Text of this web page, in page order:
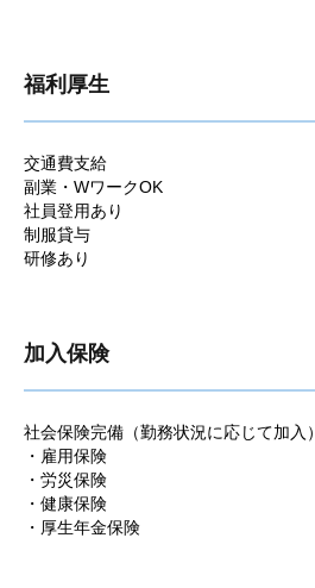
福利厚生
交通費支給
副業・WワークOK
社員登用あり
制服貸与
研修あり
加入保険
社会保険完備（勤務状況に応じて加入）
・雇用保険
・労災保険
・健康保険
・厚生年金保険